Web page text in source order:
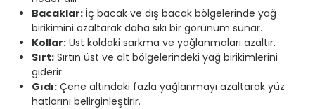
Bacaklar: İç bacak ve dış bacak bölgelerinde yağ
birikimini azaltarak daha sıkı bir görünüm sunar.
Kollar: Üst koldaki sarkma ve yağlanmaları azaltır.
Sırt: Sırtın üst ve alt bölgelerindeki yağ birikimlerini
giderir.
Gıdı: Çene altındaki fazla yağlanmayı azaltarak yüz
hatlarını belirginleştirir.